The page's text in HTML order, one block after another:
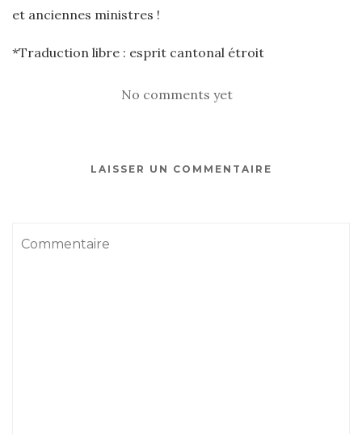
et anciennes ministres !
*Traduction libre : esprit cantonal étroit
No comments yet
LAISSER UN COMMENTAIRE